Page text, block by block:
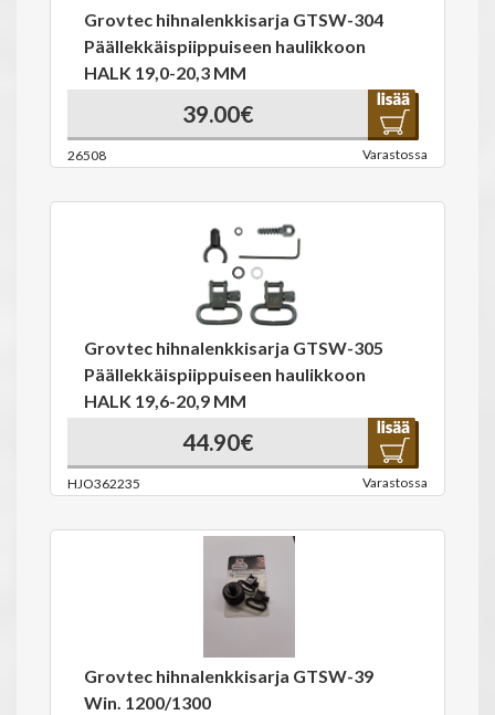
Grovtec hihnalenkkisarja GTSW-304
Päällekkäispiippuiseen haulikkoon
HALK 19,0-20,3 MM
39.00€
26508 Varastossa
Grovtec hihnalenkkisarja GTSW-305
Päällekkäispiippuiseen haulikkoon
HALK 19,6-20,9 MM
44.90€
HJO362235 Varastossa
Grovtec hihnalenkkisarja GTSW-39
Win. 1200/1300